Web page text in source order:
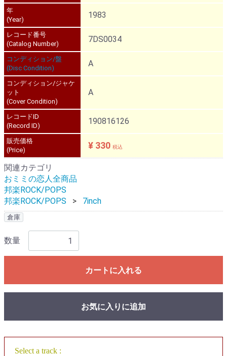
年
(Year)
1983
レコード番号
(Catalog Number)
7DS0034
コンディション/盤
(Disc Condition)
A
コンディション/ジャケ
ット
(Cover Condition)
A
レコードID
(Record ID)
190816126
販売価格
(Price)
¥ 330 税込
関連カテゴリ
おミミの恋人全商品
邦楽ROCK/POPS
邦楽ROCK/POPS
7inch
倉庫
数量
カートに入れる
お気に入りに追加
Select a track :